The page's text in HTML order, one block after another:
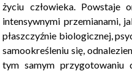
życiu człowieka. Powstaje
intensywnymi przemianami,
płaszczyźnie biologicznej,
samookreśleniu się,
tym samym